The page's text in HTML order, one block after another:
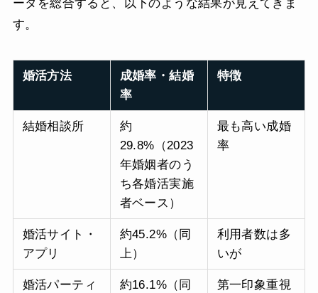
ータを総合すると、以下のような結果が見えてきま
す。
婚活方法
成婚率・結婚
率
特徴
結婚相談所
約
29.8%（2023
年婚姻者のう
ち各婚活実施
者ベース）
最も高い成婚
率
婚活サイト・
アプリ
約45.2%（同
上）
利用者数は多
いが
婚活パーティ
約16.1%（同
第一印象重視